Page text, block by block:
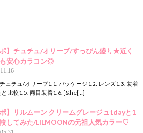
ポ】チュチュ/オリーブ/すっぴん盛り★近く
安心カラコン◎
ュチュ/オリーブ1.1. パッケージ1.2. レンズ1.3. 装着
と比較1.5. 両目装着1.6. [&he[…]
ポ】リルムーン クリームグレージュ1dayと1
してみた/LILMOONの元祖人気カラー♡